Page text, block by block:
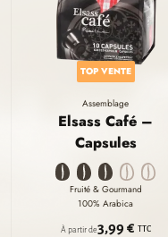
TOP VENTE
Assemblage
Elsass Café –
Capsules
Fruité & Gourmand
100% Arabica
À partir de3,99 € TTC